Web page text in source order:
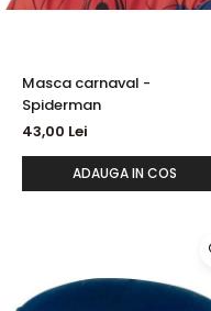
Masca carnaval -
Spiderman
43,00 Lei
ADAUGA IN COS